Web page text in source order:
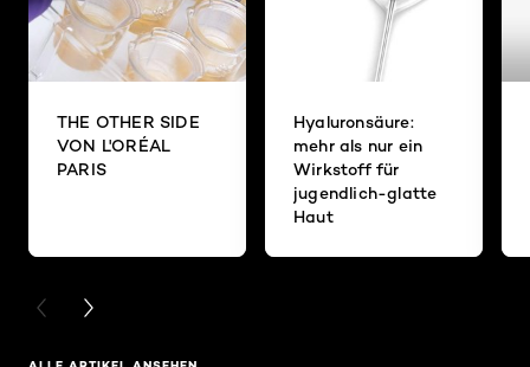
THE OTHER SIDE
VON L'ORÉAL
PARIS
Hyaluronsäure:
mehr als nur ein
Wirkstoff für
jugendlich-glatte
Haut
PREVIOUS CARD
NEXT CARD